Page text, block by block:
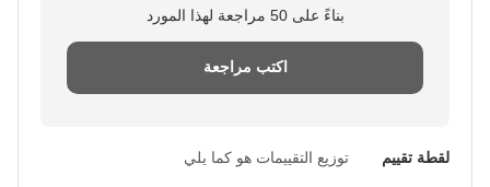
بناءً على 50 مراجعة لهذا المورد
اكتب مراجعة
لقطة تقييم توزيع التقييمات هو كما يلي